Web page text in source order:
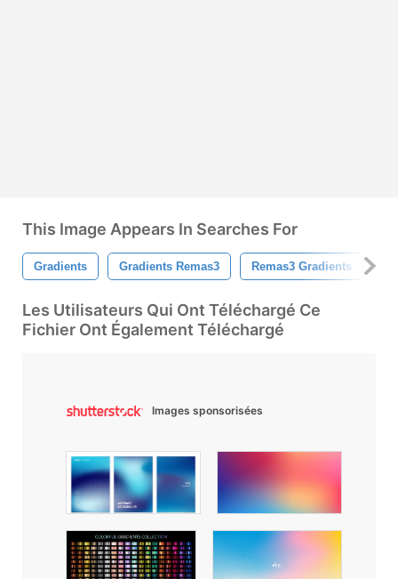
This Image Appears In Searches For
Gradients Gradients Remas3 Remas3 Gradients
Les Utilisateurs Qui Ont Téléchargé Ce
Fichier Ont Également Téléchargé
Images sponsorisées